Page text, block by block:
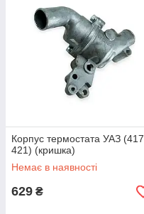
Корпус термостата УАЗ (417,
421) (кришка)
Немає в наявності
629 ₴